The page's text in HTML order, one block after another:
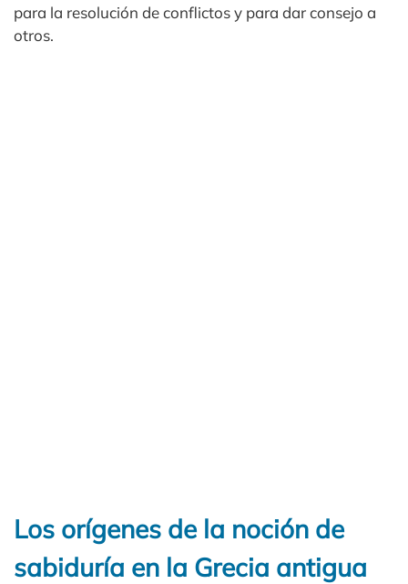
para la resolución de conflictos y para dar consejo a
otros.
Los orígenes de la noción de
sabiduría en la Grecia antigua